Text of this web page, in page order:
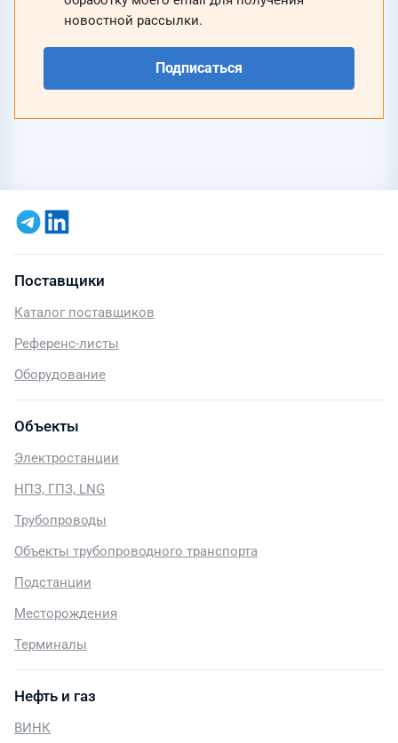
новостной рассылки.
Подписаться
Поставщики
Каталог поставщиков
Референс-листы
Оборудование
Объекты
Электростанции
НПЗ, ГПЗ, LNG
Трубопроводы
Объекты трубопроводного транспорта
Подстанции
Месторождения
Терминалы
Нефть и газ
ВИНК